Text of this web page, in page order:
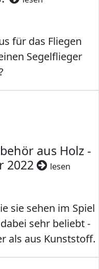
für das Fliegen
Segelflieger
aus Holz -
2022
lesen
sie sehen im Spiel
sehr beliebt -
als aus Kunststoff.